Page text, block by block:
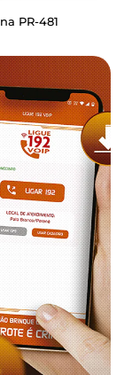
PR-481